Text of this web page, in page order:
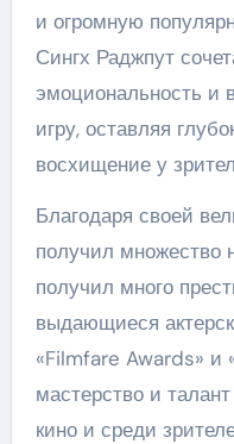
и огромную
Сингх Раджпут
эмоциональность и
игру, оставляя
восхищение у
Благодаря своей
получил множество
получил много
выдающиеся
«Filmfare Awards» и
мастерство и
кино и среди